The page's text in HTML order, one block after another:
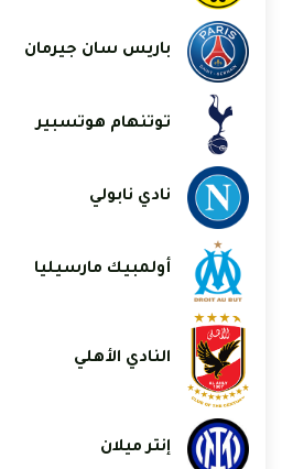
باريس سان جيرمان
توتنهام هوتسبير
نادي نابولي
أولمبيك مارسيليا
النادي الأهلي
إنتر ميلان